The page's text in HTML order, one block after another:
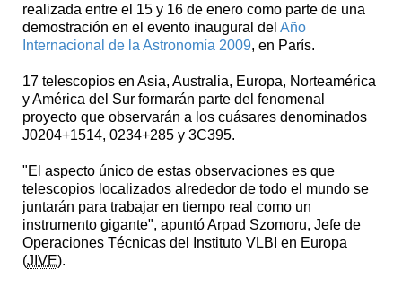
realizada entre el 15 y 16 de enero como parte de una
demostración en el evento inaugural del Año
Internacional de la Astronomía 2009, en París.
17 telescopios en Asia, Australia, Europa, Norteamérica
y América del Sur formarán parte del fenomenal
proyecto que observarán a los cuásares denominados
J0204+1514, 0234+285 y 3C395.
"El aspecto único de estas observaciones es que
telescopios localizados alrededor de todo el mundo se
juntarán para trabajar en tiempo real como un
instrumento gigante", apuntó Arpad Szomoru, Jefe de
Operaciones Técnicas del Instituto VLBI en Europa
(JIVE).